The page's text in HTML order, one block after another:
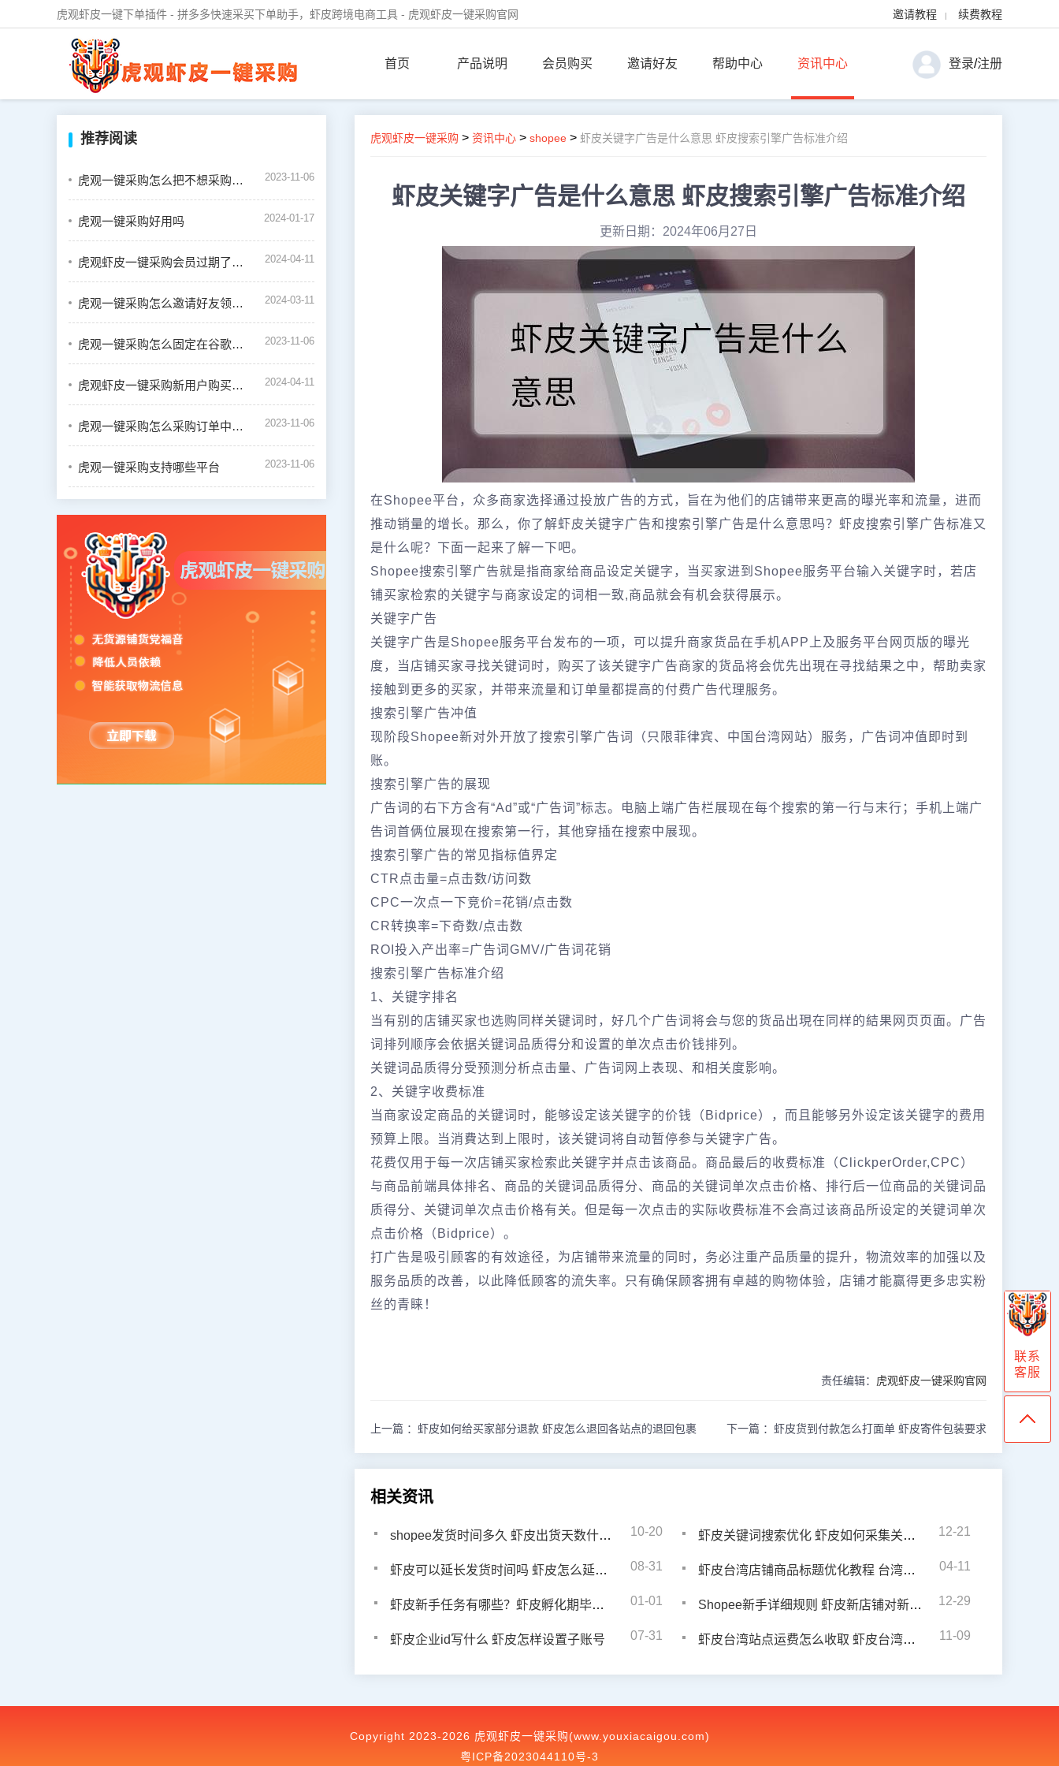
虎观虾皮一键下单插件 - 拼多多快速采买下单助手，虾皮跨境电商工具 - 虎观虾皮一键采购官网 邀请教程 | 续费教程
首页 产品说明 会员购买 邀请好友 帮助中心 资讯中心 登录/注册
推荐阅读
虎观一键采购怎么把不想采购的商品设置禁用 2023-11-06
虎观一键采购好用吗 2024-01-17
虎观虾皮一键采购会员过期了怎么续费 2024-04-11
虎观一键采购怎么邀请好友领取奖励 2024-03-11
虎观一键采购怎么固定在谷歌浏览器的插件栏中 2023-11-06
虎观虾皮一键采购新用户购买会员教程 2024-04-11
虎观一键采购怎么采购订单中的商品 2023-11-06
虎观一键采购支持哪些平台 2023-11-06
虎观虾皮一键采购 > 资讯中心 > shopee > 虾皮关键字广告是什么意思 虾皮搜索引擎广告标准介绍
虾皮关键字广告是什么意思 虾皮搜索引擎广告标准介绍
更新日期：2024年06月27日
在Shopee平台，众多商家选择通过投放广告的方式，旨在为他们的店铺带来更高的曝光率和流量，进而
推动销量的增长。那么，你了解虾皮关键字广告和搜索引擎广告是什么意思吗？虾皮搜索引擎广告标准又
是什么呢？下面一起来了解一下吧。
Shopee搜索引擎广告就是指商家给商品设定关键字，当买家进到Shopee服务平台输入关键字时，若店
铺买家检索的关键字与商家设定的词相一致,商品就会有机会获得展示。
关键字广告
关键字广告是Shopee服务平台发布的一项，可以提升商家货品在手机APP上及服务平台网页版的曝光
度，当店铺买家寻找关键词时，购买了该关键字广告商家的货品将会优先出現在寻找結果之中，帮助卖家
接触到更多的买家，并带来流量和订单量都提高的付费广告代理服务。
搜索引擎广告冲值
现阶段Shopee新对外开放了搜索引擎广告词（只限菲律宾、中国台湾网站）服务，广告词冲值即时到
账。
搜索引擎广告的展现
广告词的右下方含有“Ad”或“广告词”标志。电脑上端广告栏展现在每个搜索的第一行与末行；手机上端广
告词首俩位展现在搜索第一行，其他穿插在搜索中展现。
搜索引擎广告的常见指标值界定
CTR点击量=点击数/访问数
CPC一次点一下竞价=花销/点击数
CR转换率=下奇数/点击数
ROI投入产出率=广告词GMV/广告词花销
搜索引擎广告标准介绍
1、关键字排名
当有别的店铺买家也选购同样关键词时，好几个广告词将会与您的货品出現在同样的結果网页页面。广告
词排列顺序会依据关键词品质得分和设置的单次点击价钱排列。
关键词品质得分受预测分析点击量、广告词网上表现、和相关度影响。
2、关键字收费标准
当商家设定商品的关键词时，能够设定该关键字的价钱（Bidprice），而且能够另外设定该关键字的费用
预算上限。当消費达到上限时，该关键词将自动暂停参与关键字广告。
花费仅用于每一次店铺买家检索此关键字并点击该商品。商品最后的收费标准（ClickperOrder,CPC）
与商品前端具体排名、商品的关键词品质得分、商品的关键词单次点击价格、排行后一位商品的关键词品
质得分、关键词单次点击价格有关。但是每一次点击的实际收费标准不会高过该商品所设定的关键词单次
点击价格（Bidprice）。
打广告是吸引顾客的有效途径，为店铺带来流量的同时，务必注重产品质量的提升，物流效率的加强以及
服务品质的改善，以此降低顾客的流失率。只有确保顾客拥有卓越的购物体验，店铺才能赢得更多忠实粉
丝的青睐！
责任编辑： 虎观虾皮一键采购官网
上一篇 ： 虾皮如何给买家部分退款 虾皮怎么退回各站点的退回包裹 下一篇 ： 虾皮货到付款怎么打面单 虾皮寄件包装要求
相关资讯
shopee发货时间多久 虾皮出货天数什么意思 10-20 虾皮关键词搜索优化 虾皮如何采集关键词 12-21
虾皮可以延长发货时间吗 虾皮怎么延长发货时间 08-31 虾皮台湾店铺商品标题优化教程 台湾虾皮产品优化策略 04-11
虾皮新手任务有哪些？虾皮孵化期毕业条件 01-01 Shopee新手详细规则 虾皮新店铺对新品上新数量有要求吗 12-29
虾皮企业id写什么 虾皮怎样设置子账号 07-31 虾皮台湾站点运费怎么收取 虾皮台湾站运费标准 11-09
Copyright 2023-2026 虎观虾皮一键采购(www.youxiacaigou.com)
粤ICP备2023044110号-3
联系
客服